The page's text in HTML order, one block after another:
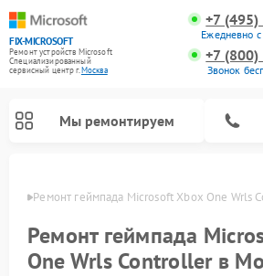
FIX-MICROSOFT
Ремонт устройств Microsoft
Специализированный
cервисный центр г.Москва
+7
Ежедневно
+7
Звонок
Мы ремонтируем
Ремонт геймпада Microsoft Xbox One Wrls
Ремонт геймпада
One Wrls Controller в